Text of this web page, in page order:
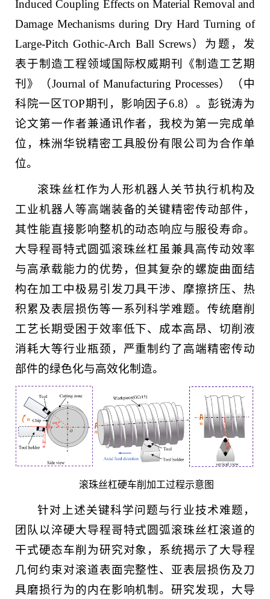
Induced Coupling Effects on Material Removal and
Damage Mechanisms during Dry Hard Turning of
Large-Pitch Gothic-Arch Ball Screws）为题，发
表于制造工程领域国际权威期刊《制造工艺期
刊》（Journal of Manufacturing Processes）（中
科院一区TOP期刊，影响因子6.8）。彭锐涛为
论文第一作者兼通讯作者，我校为第一完成单
位，株洲华锐精密工具股份有限公司为合作单
位。
滚珠丝杠作为人形机器人关节执行机构及
工业机器人等高端装备的关键精密传动部件，
其性能直接影响整机的动态响应与服役寿命。
大导程哥特式圆弧滚珠丝杠虽兼具高传动效率
与高承载能力的优势，但其复杂的螺旋曲面结
构在加工中极易引发刀具干涉、摩擦挤压、热
积累及表层损伤等一系列科学难题。传统磨削
工艺长期受困于效率低下、成本高昂、切削液
消耗大等行业瓶颈，严重制约了高端精密传动
部件的绿色化与高效化制造。
滚珠丝杠硬车削加工过程示意图
针对上述关键科学问题与行业技术难题，
团队以淬硬大导程哥特式圆弧滚珠丝杠滚道的
干式硬态车削为研究对象，系统揭示了大导程
几何约束对滚道表面完整性、亚表层损伤及刀
具磨损行为的内在影响机制。研究发现，大导